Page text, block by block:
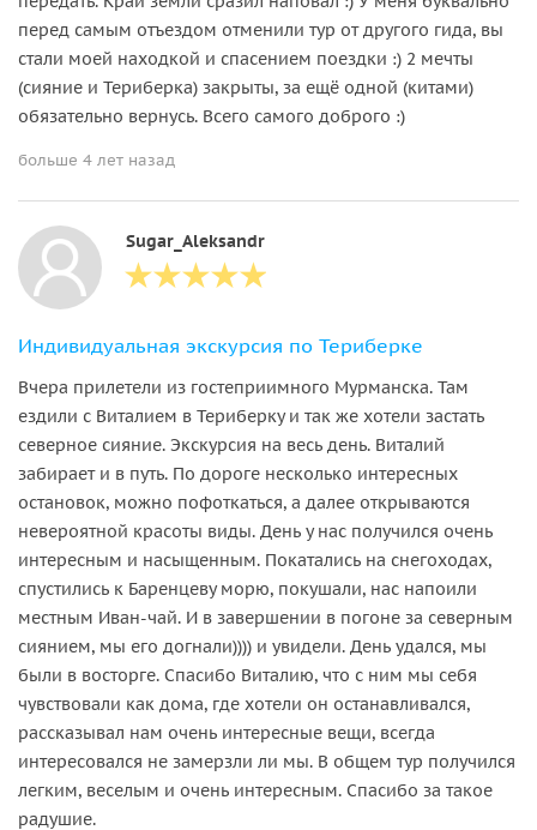
перед самым отъездом отменили тур от другого гида, вы
стали моей находкой и спасением поездки :) 2 мечты
(сияние и Териберка) закрыты, за ещё одной (китами)
обязательно вернусь. Всего самого доброго :)
больше 4 лет назад
Sugar_Aleksandr
Индивидуальная экскурсия по Териберке
Вчера прилетели из гостеприимного Мурманска. Там
ездили с Виталием в Териберку и так же хотели застать
северное сияние. Экскурсия на весь день. Виталий
забирает и в путь. По дороге несколько интересных
остановок, можно пофоткаться, а далее открываются
невероятной красоты виды. День у нас получился очень
интересным и насыщенным. Покатались на снегоходах,
спустились к Баренцеву морю, покушали, нас напоили
местным Иван-чай. И в завершении в погоне за северным
сиянием, мы его догнали)))) и увидели. День удался, мы
были в восторге. Спасибо Виталию, что с ним мы себя
чувствовали как дома, где хотели он останавливался,
рассказывал нам очень интересные вещи, всегда
интересовался не замерзли ли мы. В общем тур получился
легким, веселым и очень интересным. Спасибо за такое
радушие.